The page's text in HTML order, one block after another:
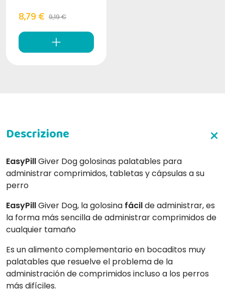
8,79 € 9,19 €
EasyPillGiver Dog golosinas palatables para
administrar comprimidos, tabletas y cápsulas a su
perro
EasyPillGiver Dog, la golosina fácilde administrar, es
la forma más sencilla de administrar comprimidos de
cualquier tamaño
Es un alimento complementario en bocaditos muy
palatables que resuelve el problema de la
administración de comprimidos incluso a los perros
más difíciles.